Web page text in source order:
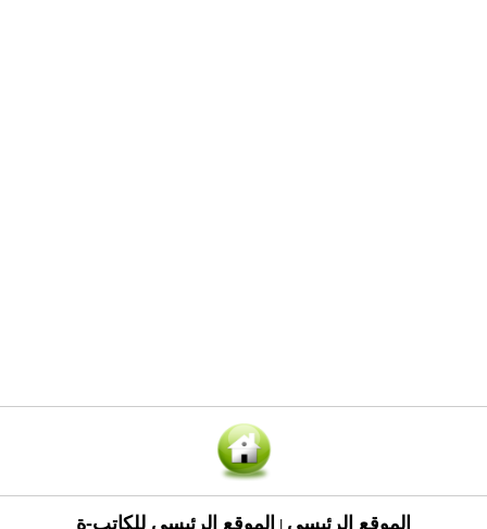
الموقع الرئيسي الموقع الرئيسي للكاتب-ة